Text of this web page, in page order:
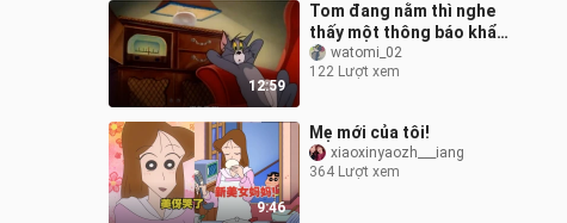
12:59
Tom đang nằm thì nghe
thấy một thông báo khẩn
cấpwatomi_02
122 Lượt xem
9:46
Mẹ mới của tôi!
xiaoxinyaozh___iang
364 Lượt xem